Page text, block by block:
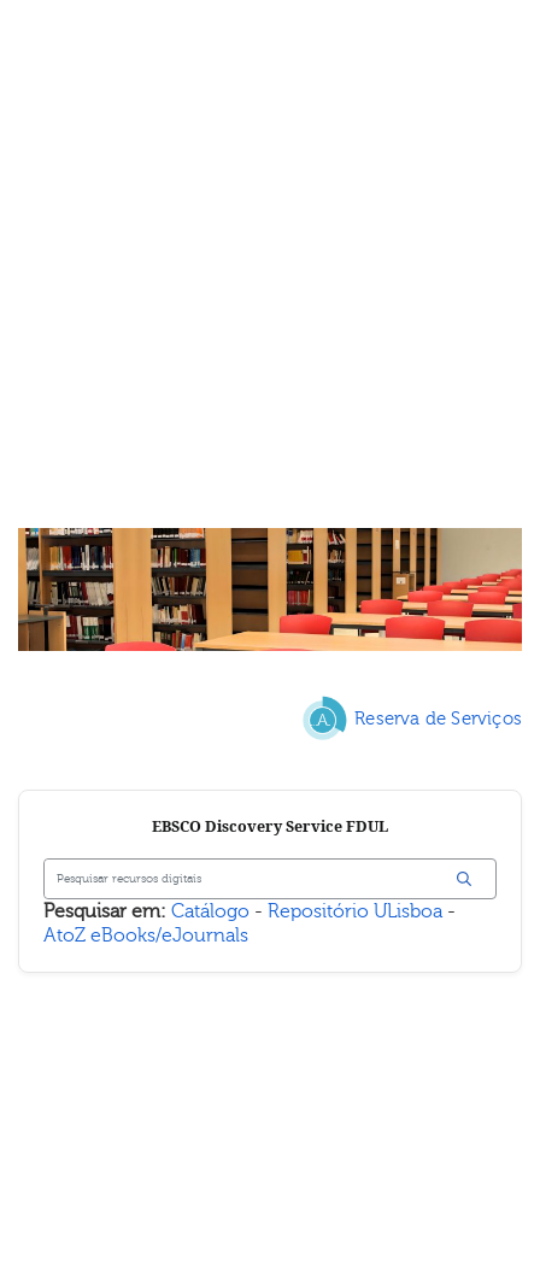
Reserva de Serviços
EBSCO Discovery Service FDUL
Pesquisar em: Catálogo - Repositório ULisboa -
AtoZ eBooks/eJournals